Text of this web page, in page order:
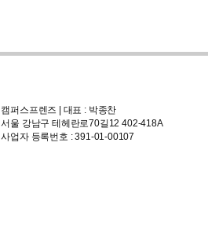
캠퍼스프렌즈 | 대표 : 박종찬
서울 강남구 테헤란로70길12 402-418A
사업자 등록번호 : 391-01-00107